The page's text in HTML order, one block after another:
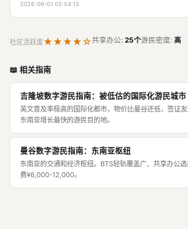
2026-06-01 05:54:13
社区活跃度★★★★☆共享办公: 25个游民密度: 高
📖 相关指南
吉隆坡数字游民指南：被低估的国际化游民城市
英文普及率极高的国际化都市，物价比曼谷还低，签证
东南亚增长最快的游民目的地。
曼谷数字游民指南：东南亚枢纽
东南亚的交通和经济枢纽。BTS轻轨覆盖广、共享办公
费¥6,000-12,000。